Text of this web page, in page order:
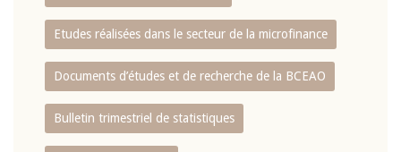
Etudes réalisées dans le secteur de la microfinance
Documents d’études et de recherche de la BCEAO
Bulletin trimestriel de statistiques